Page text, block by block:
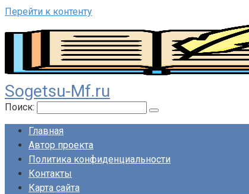
Перейти к контенту
Sogetsu-Mf.ru
Поиск:
Главная
Автор проекта
Политика конфиденциальности
Контакты
Карта сайта